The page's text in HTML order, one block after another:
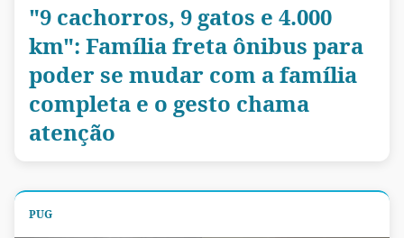
"9 cachorros, 9 gatos e 4.000
km": Família freta ônibus para
poder se mudar com a família
completa e o gesto chama
atenção
PUG